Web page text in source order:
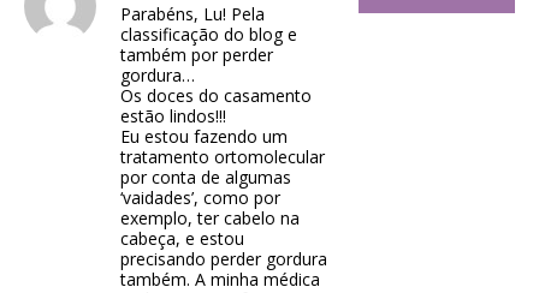
Parabéns, Lu! Pela
classificação do blog e
também por perder
gordura…
Os doces do casamento
estão lindos!!!
Eu estou fazendo um
tratamento ortomolecular
por conta de algumas
‘vaidades’, como por
exemplo, ter cabelo na
cabeça, e estou
precisando perder gordura
também. A minha médica